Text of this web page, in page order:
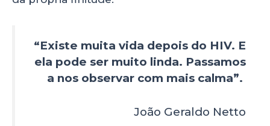
“Existe muita vida depois do HIV. E
ela pode ser muito linda. Passamos
a nos observar com mais calma”.
João Geraldo Netto